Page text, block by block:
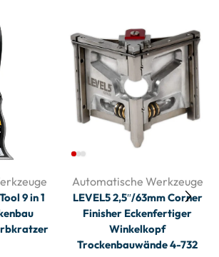
9 in 1
Automatische Werkzeuge
LEVEL5 2,5″/63mm Corner
Finisher Eckenfertiger
Winkelkopf
Trockenbauwände 4-732